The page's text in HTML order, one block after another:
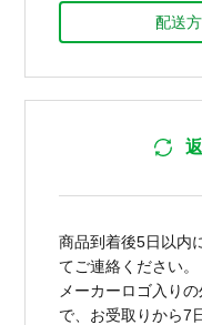
配送
商品到着後5日以内
てご連絡ください。
メーカーロゴ入り
で、お受取りから7